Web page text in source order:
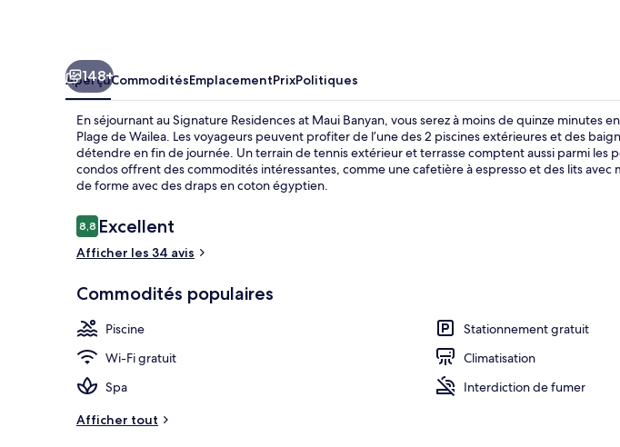
148+
AperçuCommoditésEmplacementPrixPolitiques
En séjournant au Signature Residences at Maui Banyan, vous serez à moins de quinze minutes
Plage de Wailea. Les voyageurs peuvent profiter de l’une des 2 piscines extérieures et des
détendre en fin de journée. Un terrain de tennis extérieur et terrasse comptent aussi parmi les
condos offrent des commodités intéressantes, comme une cafetière à espresso et des lits avec
de forme avec des draps en coton égyptien.
Avis
8,88,8 sur 10 –
Excellent
Afficher les 34 avis
Commodités populaires
Piscine
Stationnement gratuit
Wi-Fi gratuit
Climatisation
Spa
Interdiction de fumer
Afficher tout